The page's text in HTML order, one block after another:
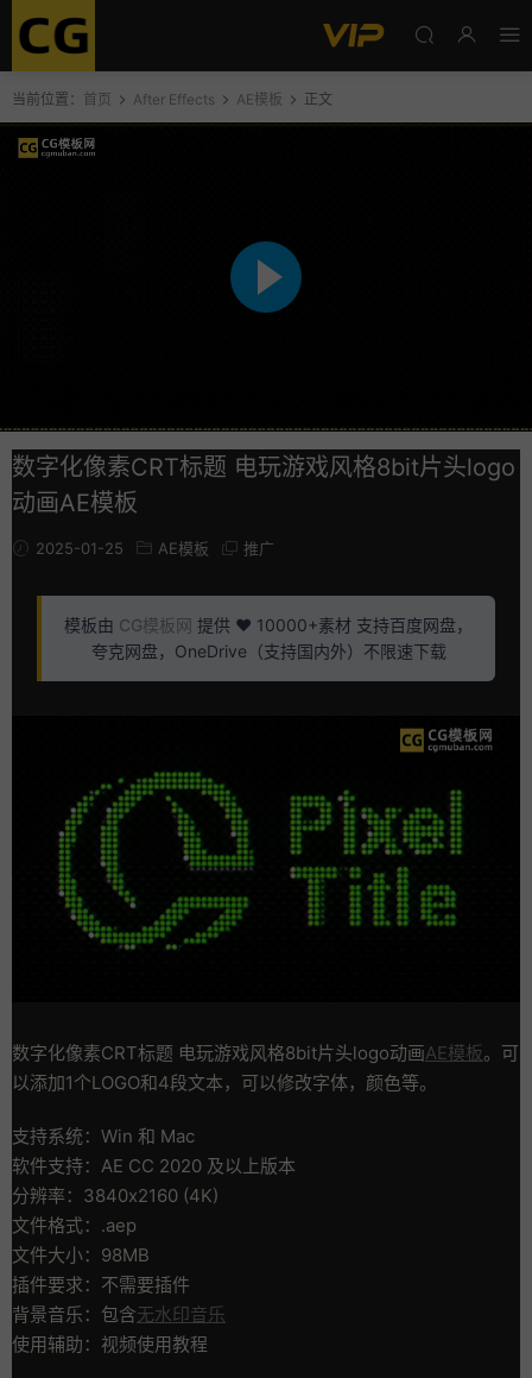
当前位置： 首页 After Effects AE模板 正文
数字化像素CRT标题 电玩游戏风格8bit片头logo
动画AE模板
2025-01-25 AE模板 推广
模板由 CG模板网 提供 ❤️ 10000+素材 支持百度网盘，
夸克网盘，OneDrive（支持国内外）不限速下载
数字化像素CRT标题 电玩游戏风格8bit片头logo动画AE模板。可
以添加1个LOGO和4段文本，可以修改字体，颜色等。
支持系统：Win 和 Mac
软件支持：AE CC 2020 及以上版本
分辨率：3840x2160 (4K)
文件格式：.aep
文件大小：98MB
插件要求：不需要插件
背景音乐：包含无水印音乐
使用辅助：视频使用教程